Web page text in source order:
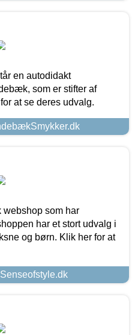
en autodidakt
som er stifter af
at se deres udvalg.
webshop som har
har et stort udvalg i
og børn. Klik her for at